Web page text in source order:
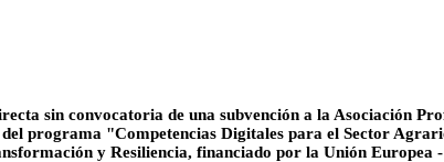
sin convocatoria de una subvención a la Asociación
programa "Competencias Digitales para el Sector
y Resiliencia, financiado por la Unión